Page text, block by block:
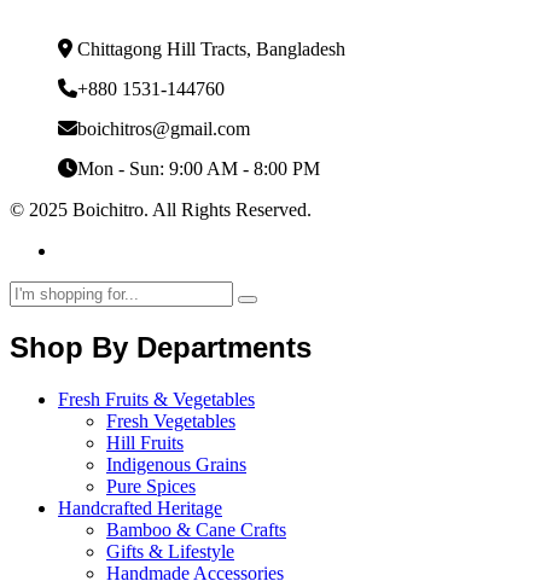
Chittagong Hill Tracts, Bangladesh
+880 1531-144760
boichitros@gmail.com
Mon - Sun: 9:00 AM - 8:00 PM
© 2025 Boichitro. All Rights Reserved.
Shop By Departments
Fresh Fruits & Vegetables
Fresh Vegetables
Hill Fruits
Indigenous Grains
Pure Spices
Handcrafted Heritage
Bamboo & Cane Crafts
Gifts & Lifestyle
Handmade Accessories